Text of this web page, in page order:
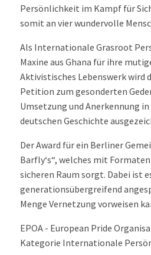
Persönlichkeit im Kampf für
somit an vier wundervolle
Als Internationale Grasroot
Maxine aus Ghana für ihre
Aktivistisches Lebenswerk wird
Petition zum gesonderten
Umsetzung und Anerkennung
deutschen Geschichte
Der Award für ein Berliner
Barfly‘s“, welches mit
sicheren Raum sorgt. Dabei ist
generationsübergreifend
Menge Vernetzung vorweisen
EPOA - European Pride
Kategorie Internationale